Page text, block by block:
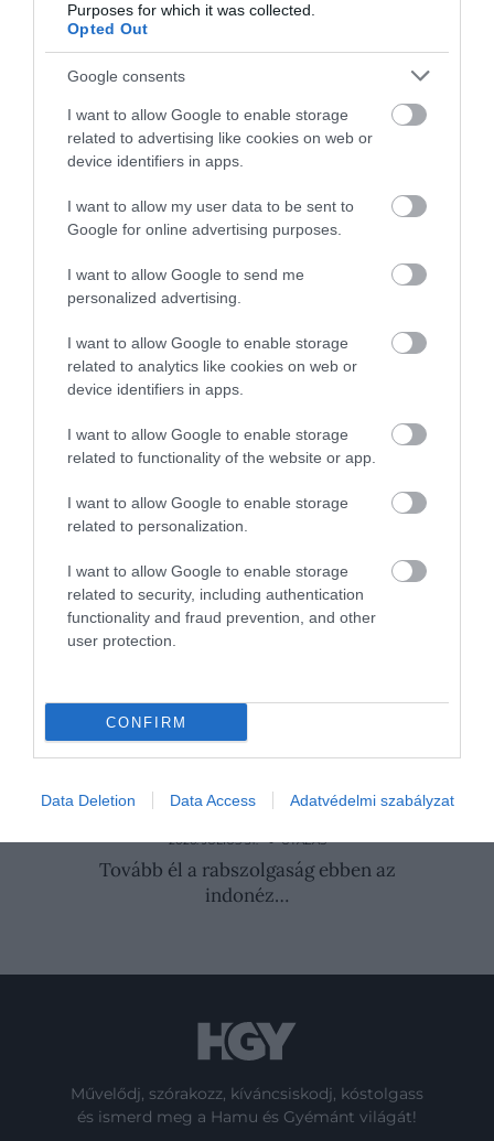
Purposes for which it was collected.
Opted Out
Google consents
I want to allow Google to enable storage
related to advertising like cookies on web or
device identifiers in apps.
I want to allow my user data to be sent to
Google for online advertising purposes.
I want to allow Google to send me
personalized advertising.
I want to allow Google to enable storage
related to analytics like cookies on web or
device identifiers in apps.
I want to allow Google to enable storage
related to functionality of the website or app.
I want to allow Google to enable storage
related to personalization.
I want to allow Google to enable storage
related to security, including authentication
functionality and fraud prevention, and other
user protection.
CONFIRM
Data Deletion Data Access Adatvédelmi szabályzat
játszótere,Grand Baie szintén ugyanilyen fényűző,
Figyelmedbe ajánljuk!Valóban boldogabbak
lennének az emberek a világ legboldogabb
Igazán egyedi és megismételhetetlen élményt
ígérő látványosság a
Chamarel
területe is. Évről évre egyre több turista fedezi fel
ezt a varázslatos települést, amelynek legismertebb
nevezetessége aHétszínű Föld
buja, zöldellő erdő közepén rejtőzik, és nevét a hét
különböző színárnyalatban – pirosban, barnában,
bordóban, zöldben, sárgában, kékben és lilában –
játszó dűnéiről kapta.
Nyitókép: Fotó: Shutterstock
MAURITIUS SZÉP BIZTONSÁG
TAVASZ
2026. AUGUSZTUS 5. ● UTAZÁS
viselkedj a naturista…
2026. JÚLIUS 31. ● UTAZÁS
Tovább él a rabszolgaság ebben az
indonéz…
Művelődj, szórakozz, kíváncsiskodj, kóstolgass
és ismerd meg a Hamu és Gyémánt világát!